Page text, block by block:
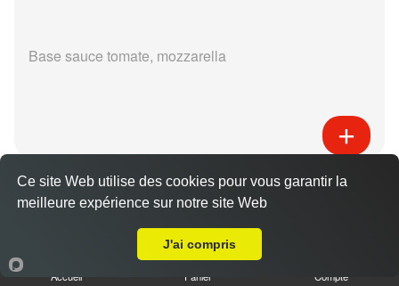
Base sauce tomate, mozzarella
Pizza régina senior
Dès15.00 €
Base sauce tomate, mozzarella, jambon,
Accueil Panier Compte
Ce site Web utilise des cookies pour vous garantir la
meilleure expérience sur notre site Web
J'ai compris